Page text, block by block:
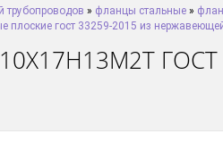
трубопроводов » фланцы стальные »
плоские гост 33259-2015 из
ГОСТ